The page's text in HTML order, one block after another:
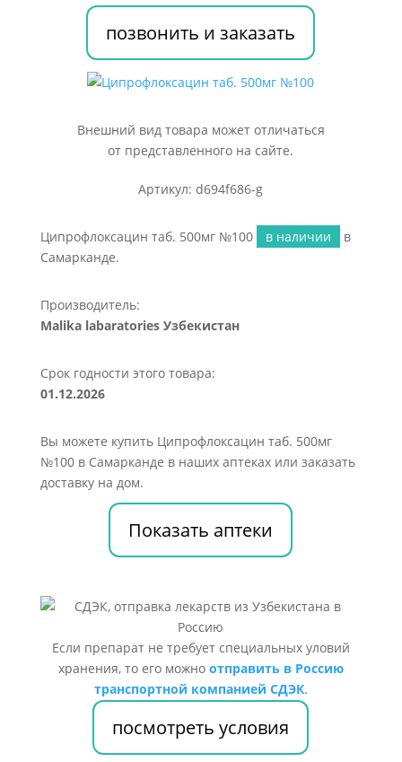
позвонить и заказать
Внешний вид товара может отличаться
от представленного на сайте.
Артикул: d694f686-g
Ципрофлоксацин таб. 500мг №100 в наличии
в
Самарканде.
Производитель:
Malika labaratories Узбекистан
Срок годности этого товара:
01.12.2026
Вы можете купить Ципрофлоксацин таб. 500мг
№100 в Самарканде в наших аптеках или заказать
доставку на дом.
Показать аптеки
Если препарат не требует специальных уловий
хранения, то его можно отправить в Россию
транспортной компанией СДЭК.
посмотреть условия